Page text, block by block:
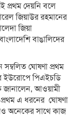
প্রথম দেয়নি বলে
জিয়াউর রহমানের
জিয়া
বাঙালিদের
ঘোষণা প্রথম
ইউরোপে পিএইচডি
জানালেন, আওয়ামী
প্রথম এ ধরনের ঘোষণা
অনেকের সাথে কাজ